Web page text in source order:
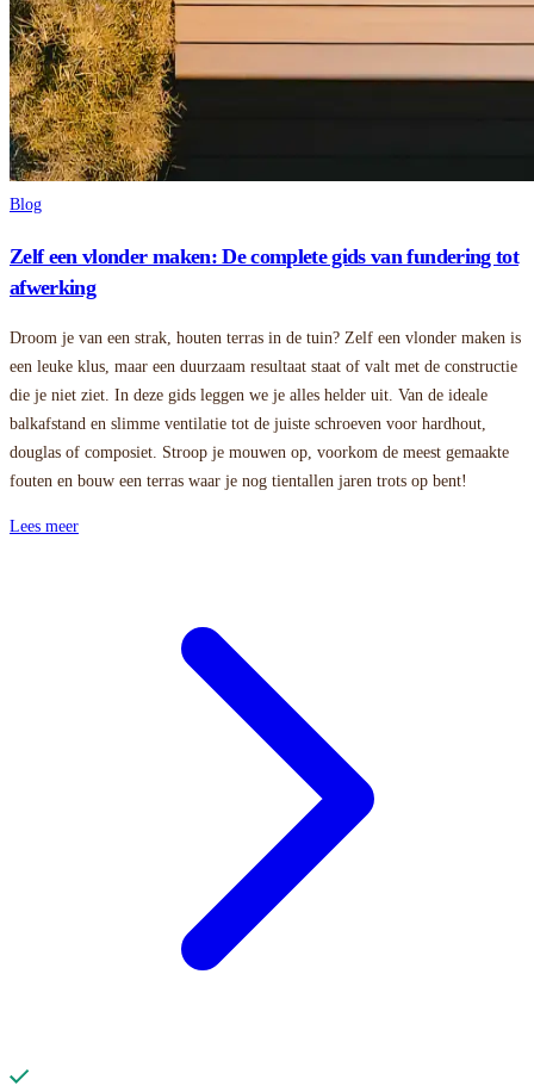
Blog
Zelf een vlonder maken: De complete gids van fundering tot
afwerking
Droom je van een strak, houten terras in de tuin? Zelf een vlonder maken is
een leuke klus, maar een duurzaam resultaat staat of valt met de constructie
die je niet ziet. In deze gids leggen we je alles helder uit. Van de ideale
balkafstand en slimme ventilatie tot de juiste schroeven voor hardhout,
douglas of composiet. Stroop je mouwen op, voorkom de meest gemaakte
fouten en bouw een terras waar je nog tientallen jaren trots op bent!
Lees meer